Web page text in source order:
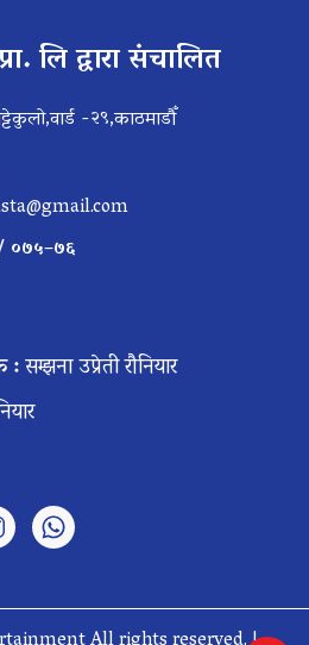
लि द्वारा संचालित
-२९,काठमाडौँ
०७५–७६
:सम्झना उप्रेती रौनियार